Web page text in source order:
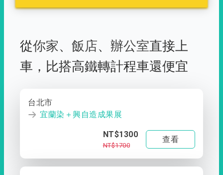
從你家、 飯店、 辦公室直接上
車， 比搭高鐵轉計程車還便宜
台北市
宜蘭染＋興自造成果展
NT$1300
NT$1700
查看